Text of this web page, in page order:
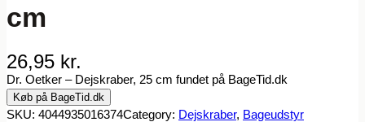
cm
26,95 kr.
Dr. Oetker – Dejskraber, 25 cm fundet på BageTid.dk
Køb på BageTid.dk
SKU: 4044935016374Category: Dejskraber, Bageudstyr